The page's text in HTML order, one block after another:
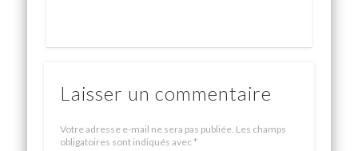
Laisser un commentaire
Votre adresse e-mail ne sera pas publiée. Les champs
obligatoires sont indiqués avec*